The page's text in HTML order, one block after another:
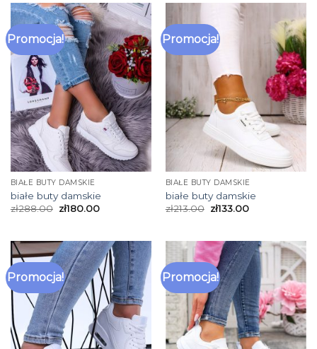
Promocja!
BIAŁE BUTY DAMSKIE
białe buty damskie
zł288.00 zł180.00
Promocja!
BIAŁE BUTY DAMSKIE
białe buty damskie
zł213.00 zł133.00
Promocja! Promocja!